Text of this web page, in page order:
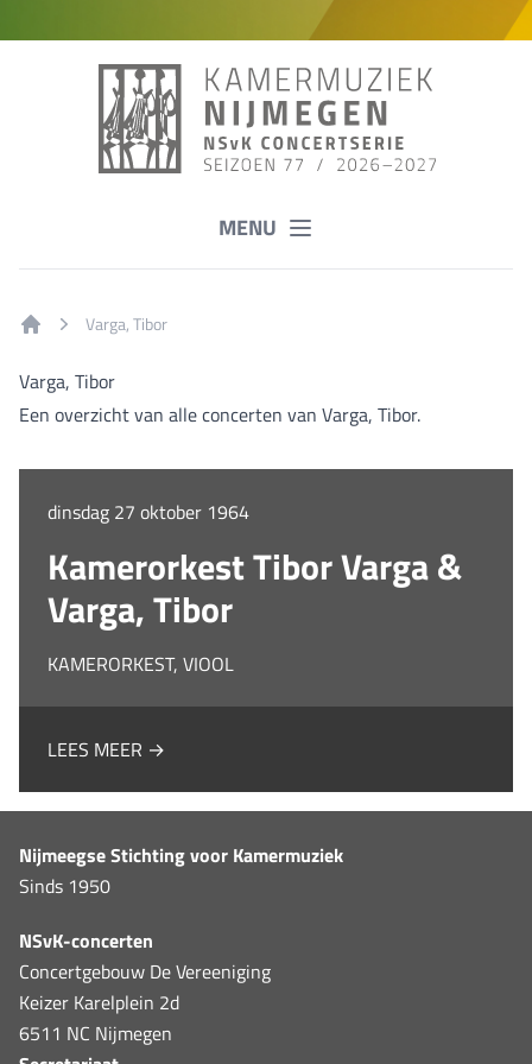
MENU
Varga, Tibor
Varga, Tibor
Een overzicht van alle concerten van Varga, Tibor.
dinsdag 27 oktober 1964
Kamerorkest Tibor Varga &
Varga, Tibor
KAMERORKEST, VIOOL
LEES MEER →
Nijmeegse Stichting voor Kamermuziek
Sinds 1950
NSvK-concerten
Concertgebouw De Vereeniging
Keizer Karelplein 2d
6511 NC Nijmegen